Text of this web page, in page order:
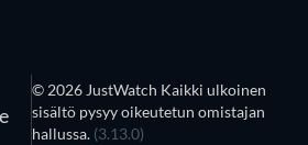
© 2026 JustWatch Kaikki ulkoinen
sisältö pysyy oikeutetun omistajan
hallussa. (3.13.0)